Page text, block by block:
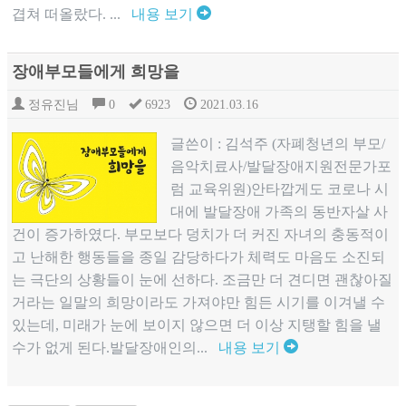
겹쳐 떠올랐다. ... 내용 보기
장애부모들에게 희망을
정유진님 0 6923 2021.03.16
글쓴이 : 김석주 (자폐청년의 부모/
음악치료사/발달장애지원전문가포
럼 교육위원)안타깝게도 코로나 시
대에 발달장애 가족의 동반자살 사
건이 증가하였다. 부모보다 덩치가 더 커진 자녀의 충동적이
고 난해한 행동들을 종일 감당하다가 체력도 마음도 소진되
는 극단의 상황들이 눈에 선하다. 조금만 더 견디면 괜찮아질
거라는 일말의 희망이라도 가져야만 힘든 시기를 이겨낼 수
있는데, 미래가 눈에 보이지 않으면 더 이상 지탱할 힘을 낼
수가 없게 된다.발달장애인의... 내용 보기